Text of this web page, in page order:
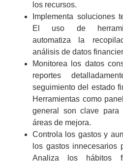
los recursos.
Implementa soluciones
El uso de
automatiza la
análisis de datos
Monitorea los datos
reportes
seguimiento del estado
Herramientas como
general son clave para
áreas de mejora.
Controla los gastos y
los gastos innecesarios
Analiza los hábitos